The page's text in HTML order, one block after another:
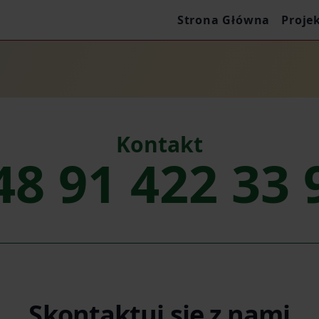
Strona Główna
Kontakt
91 422 33